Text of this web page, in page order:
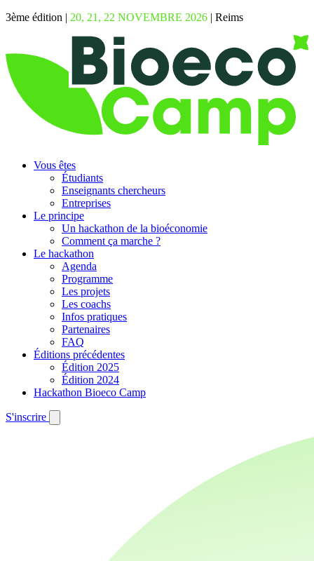
3ème édition | 20, 21, 22 NOVEMBRE 2026 | Reims
Vous êtes
Étudiants
Enseignants chercheurs
Entreprises
Le principe
Un hackathon de la bioéconomie
Comment ça marche ?
Le hackathon
Agenda
Programme
Les projets
Les coachs
Infos pratiques
Partenaires
FAQ
Éditions précédentes
Édition 2025
Édition 2024
Hackathon Bioeco Camp
S'inscrire